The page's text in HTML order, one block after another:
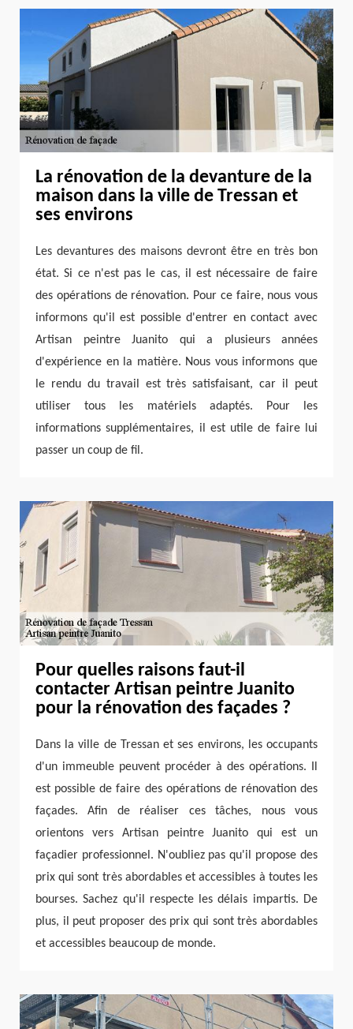
La rénovation de la devanture de la
maison dans la ville de Tressan et
ses environs
Les devantures des maisons devront être en très bon
état. Si ce n'est pas le cas, il est nécessaire de faire
des opérations de rénovation. Pour ce faire, nous vous
informons qu'il est possible d'entrer en contact avec
Artisan peintre Juanito qui a plusieurs années
d'expérience en la matière. Nous vous informons que
le rendu du travail est très satisfaisant, car il peut
utiliser tous les matériels adaptés. Pour les
informations supplémentaires, il est utile de faire lui
passer un coup de fil.
Pour quelles raisons faut-il
contacter Artisan peintre Juanito
pour la rénovation des façades ?
Dans la ville de Tressan et ses environs, les occupants
d'un immeuble peuvent procéder à des opérations. Il
est possible de faire des opérations de rénovation des
façades. Afin de réaliser ces tâches, nous vous
orientons vers Artisan peintre Juanito qui est un
façadier professionnel. N'oubliez pas qu'il propose des
prix qui sont très abordables et accessibles à toutes les
bourses. Sachez qu'il respecte les délais impartis. De
plus, il peut proposer des prix qui sont très abordables
et accessibles beaucoup de monde.